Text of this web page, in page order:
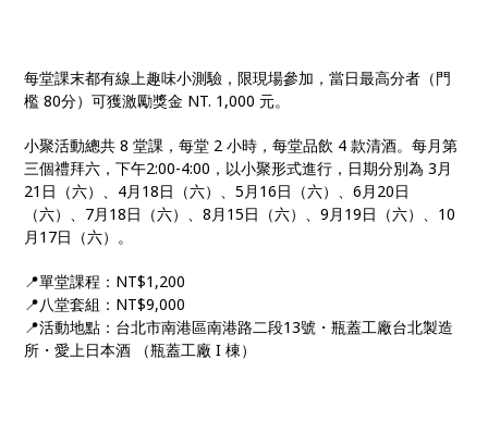
每堂課末都有線上趣味小測驗，限現場參加，當日最高分者（門
檻 80分）可獲激勵獎金 NT. 1,000 元。
小聚活動總共 8 堂課，每堂 2 小時，每堂品飲 4 款清酒。每月第
三個禮拜六，下午2:00-4:00，以小聚形式進行，日期分別為 3月
21日（六）、4月18日（六）、5月16日（六）、6月20日
（六）、7月18日（六）、8月15日（六）、9月19日（六）、10
月17日（六）。
📍單堂課程：NT$1,200
📍八堂套組：NT$9,000
📍活動地點：台北市南港區南港路二段13號・瓶蓋工廠台北製造
所・愛上日本酒 （瓶蓋工廠 I 棟）